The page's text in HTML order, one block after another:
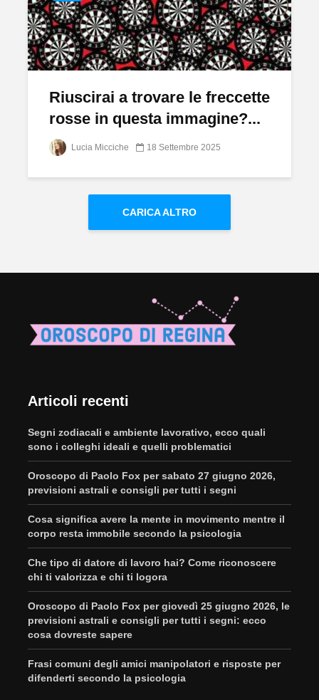
Riuscirai a trovare le freccette
rosse in questa immagine?...
Lucia Micciche 18 Settembre 2025
CARICA ALTRO
Articoli recenti
Segni zodiacali e ambiente lavorativo, ecco quali
sono i colleghi ideali e quelli problematici
Oroscopo di Paolo Fox per sabato 27 giugno 2026,
previsioni astrali e consigli per tutti i segni
Cosa significa avere la mente in movimento mentre il
corpo resta immobile secondo la psicologia
Che tipo di datore di lavoro hai? Come riconoscere
chi ti valorizza e chi ti logora
Oroscopo di Paolo Fox per giovedì 25 giugno 2026, le
previsioni astrali e consigli per tutti i segni: ecco
cosa dovreste sapere
Frasi comuni degli amici manipolatori e risposte per
difenderti secondo la psicologia